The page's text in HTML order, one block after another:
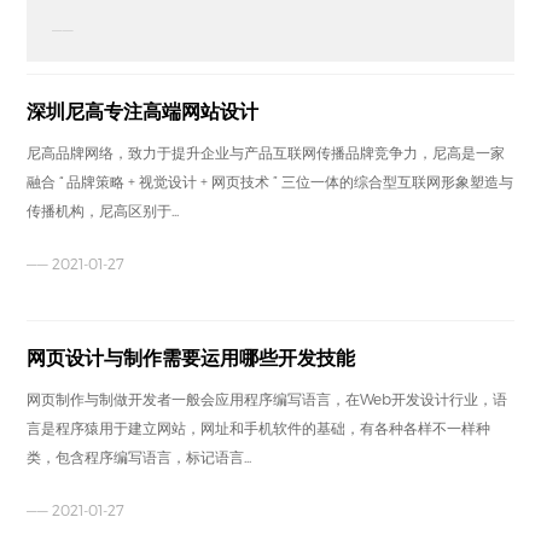
——
深圳尼高专注高端网站设计
尼高品牌网络，致力于提升企业与产品互联网传播品牌竞争力，尼高是一家
融合 “ 品牌策略 + 视觉设计 + 网页技术 ” 三位一体的综合型互联网形象塑造与
传播机构，尼高区别于...
—— 2021-01-27
网页设计与制作需要运用哪些开发技能
网页制作与制做开发者一般会应用程序编写语言，在Web开发设计行业，语
言是程序猿用于建立网站，网址和手机软件的基础，有各种各样不一样种
类，包含程序编写语言，标记语言...
—— 2021-01-27